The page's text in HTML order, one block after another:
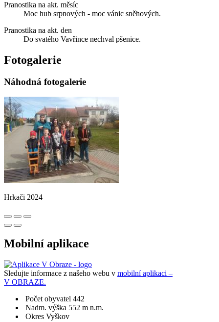
Pranostika na akt. měsíc
Moc hub srpnových - moc vánic sněhových.
Pranostika na akt. den
Do svatého Vavřince nechval pšenice.
Fotogalerie
Náhodná fotogalerie
Hrkači 2024
Mobilní aplikace
Sledujte informace z našeho webu v mobilní aplikaci –
V OBRAZE.
Počet obyvatel 442
Nadm. výška 552 m n.m.
Okres Vyškov